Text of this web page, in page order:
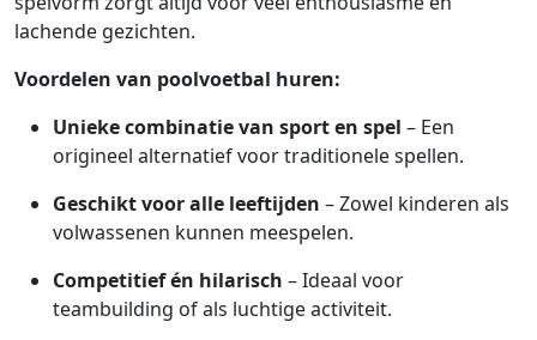
lachende gezichten.
Voordelen van poolvoetbal huren:
Unieke combinatie van sport en spel – Een
origineel alternatief voor traditionele spellen.
Geschikt voor alle leeftijden – Zowel kinderen als
volwassenen kunnen meespelen.
Competitief én hilarisch – Ideaal voor
teambuilding of als luchtige activiteit.